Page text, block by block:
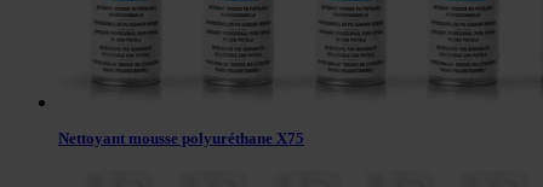
Nettoyant mousse polyuréthane X75